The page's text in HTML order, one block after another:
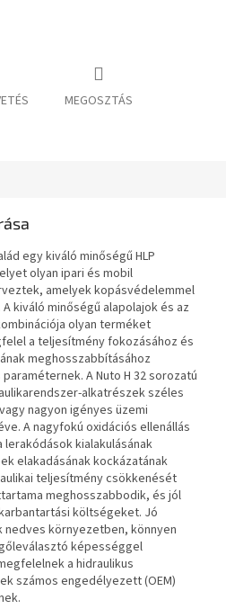
MEGOSZTÁS
egy kiváló minőségű HLP
olyan ipari és mobil
amelyek kopásvédelemmel
kiváló minőségű alapolajok és az
olyan terméket
a teljesítmény fokozásához és
meghosszabbításához
A Nuto H 32 sorozatú
alkatrészek széles
nagyon igényes üzemi
A nagyfokú oxidációs ellenállás
kialakulásának
elakadásának kockázatának
teljesítmény csökkenését
meghosszabbodik, és jól
költségeket. Jó
környezetben, könnyen
képességgel
a hidraulikus
számos engedélyezett (OEM)